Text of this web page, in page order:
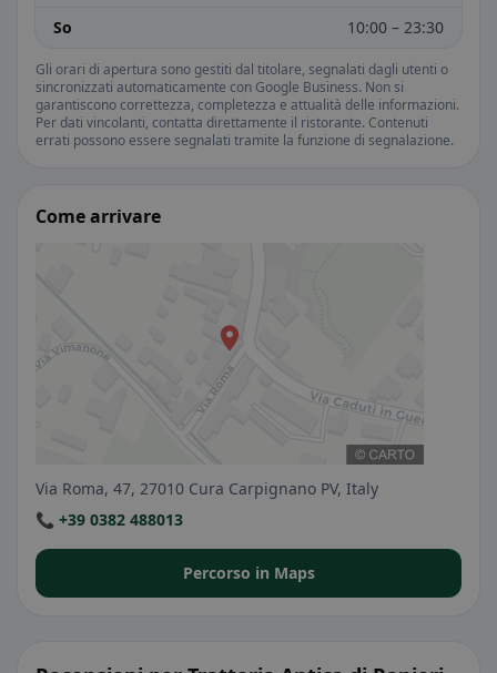
So
10:00 – 23:30
Gli orari di apertura sono gestiti dal titolare, segnalati dagli utenti o
sincronizzati automaticamente con Google Business. Non si
garantiscono correttezza, completezza e attualità delle informazioni.
Per dati vincolanti, contatta direttamente il ristorante. Contenuti
errati possono essere segnalati tramite la funzione di segnalazione.
Come arrivare
Via Roma, 47, 27010 Cura Carpignano PV, Italy
📞 +39 0382 488013
Percorso in Maps